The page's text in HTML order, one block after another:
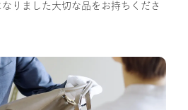
りました大切な品をお持ちくださ